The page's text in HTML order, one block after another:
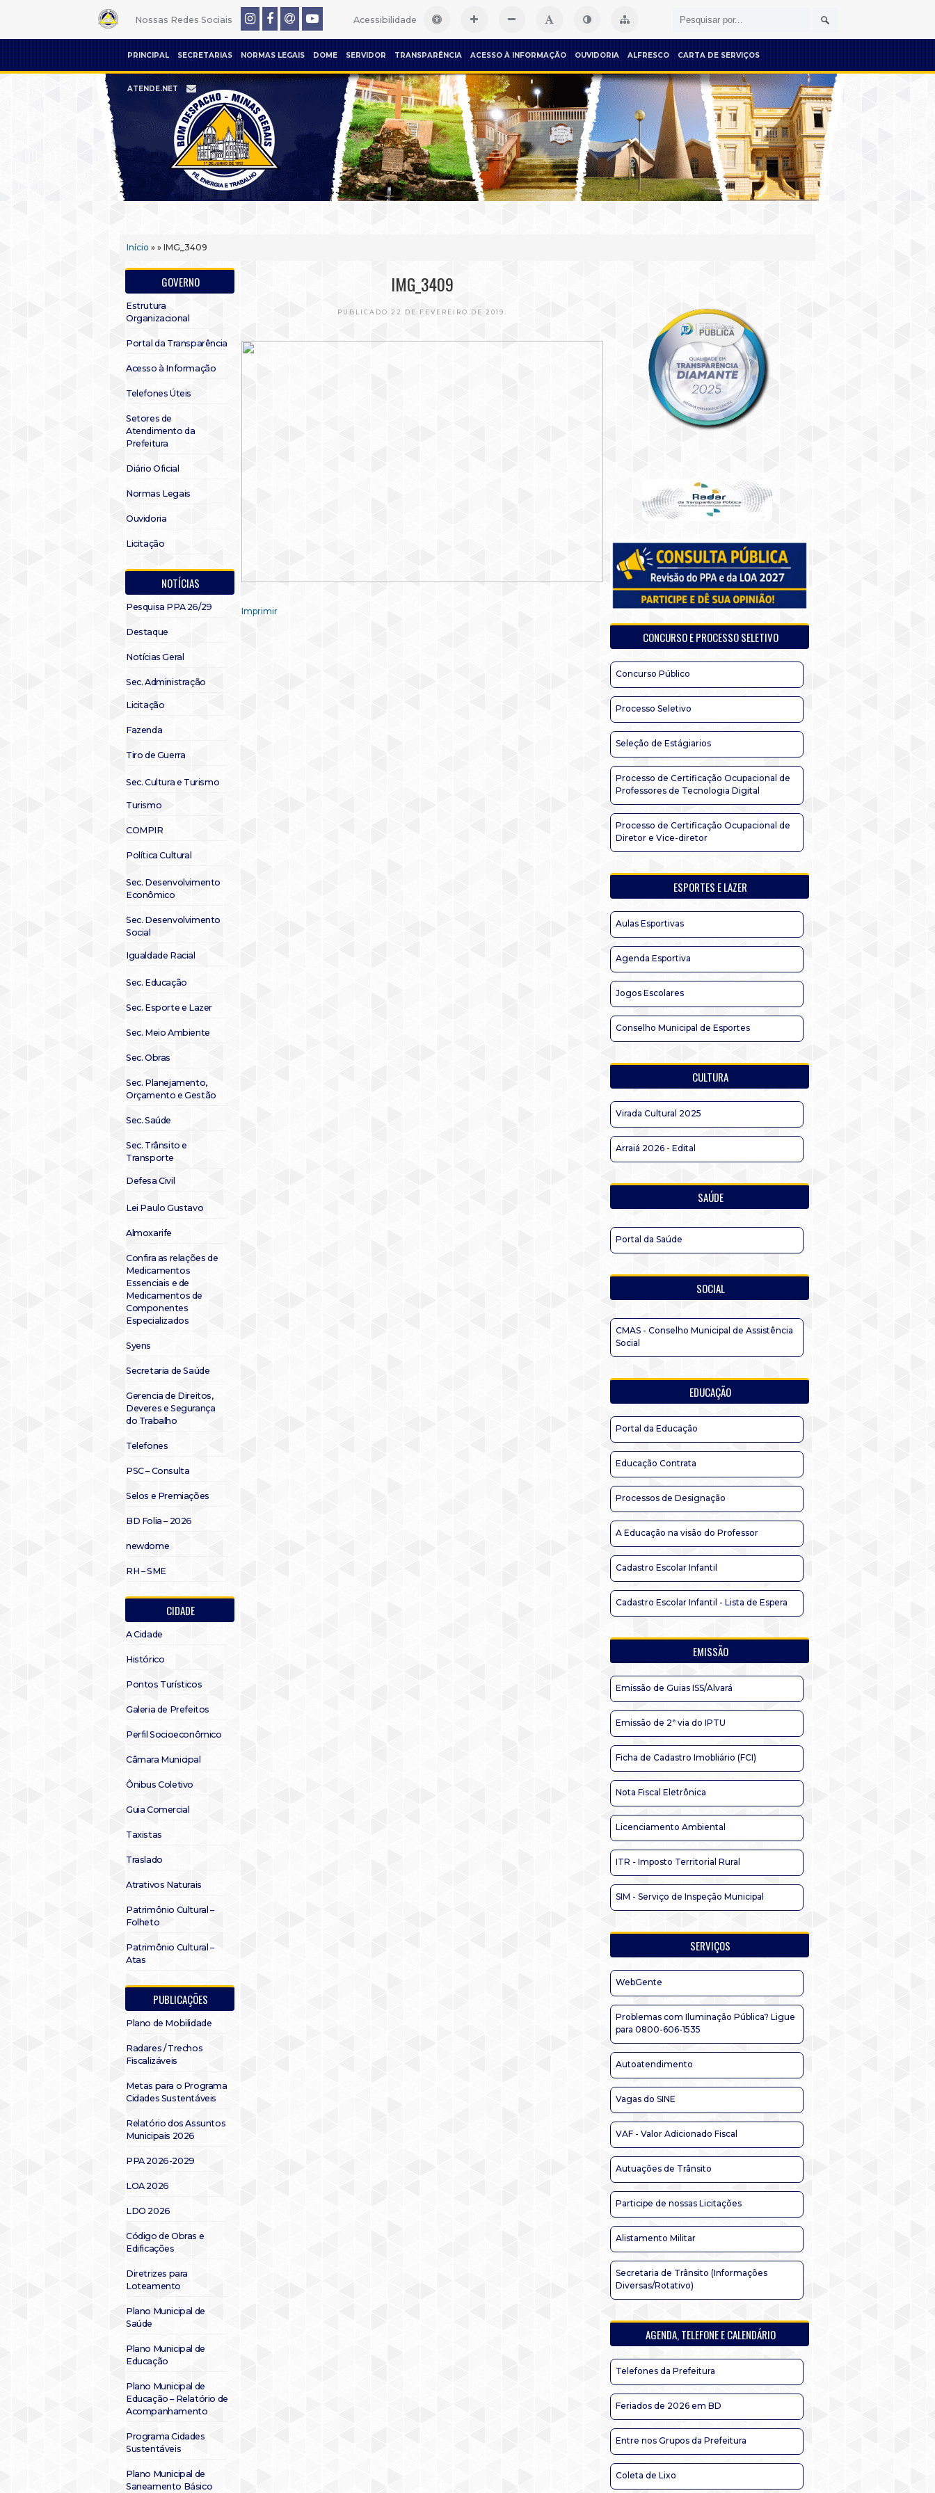
Nossas Redes Sociais Acessibilidade
PRINCIPAL SECRETARIAS NORMAS LEGAIS DOME SERVIDOR TRANSPARÊNCIA ACESSO À INFORMAÇÃO OUVIDORIA ALFRESCO CARTA DE SERVIÇOS
ATENDE.NET
Início » » IMG_3409
GOVERNO
Estrutura
Organizacional
Portal da Transparência
Acesso à Informação
Telefones Úteis
Setores de
Atendimento da
Prefeitura
Diário Oficial
Normas Legais
Ouvidoria
Licitação
NOTÍCIAS
Pesquisa PPA 26/29
Destaque
Notícias Geral
Sec. Administração
Licitação
Fazenda
Tiro de Guerra
Sec. Cultura e Turismo
Turismo
COMPIR
Política Cultural
Sec. Desenvolvimento
Econômico
Sec. Desenvolvimento
Social
Igualdade Racial
Sec. Educação
Sec. Esporte e Lazer
Sec. Meio Ambiente
Sec. Obras
Sec. Planejamento,
Orçamento e Gestão
Sec. Saúde
Sec. Trânsito e
Transporte
Defesa Civil
Lei Paulo Gustavo
Almoxarife
Confira as relações de
Medicamentos
Essenciais e de
Medicamentos de
Componentes
Especializados
Syens
Secretaria de Saúde
Gerencia de Direitos,
Deveres e Segurança
do Trabalho
Telefones
PSC – Consulta
Selos e Premiações
BD Folia – 2026
newdome
RH – SME
CIDADE
A Cidade
Histórico
Pontos Turísticos
Galeria de Prefeitos
Perfil Socioeconômico
Câmara Municipal
Ônibus Coletivo
Guia Comercial
Taxistas
Traslado
Atrativos Naturais
Patrimônio Cultural –
Folheto
Patrimônio Cultural –
Atas
PUBLICAÇÕES
Plano de Mobilidade
Radares / Trechos
Fiscalizáveis
Metas para o Programa
Cidades Sustentáveis
Relatório dos Assuntos
Municipais 2026
PPA 2026-2029
LOA 2026
LDO 2026
Código de Obras e
Edificações
Diretrizes para
Loteamento
Plano Municipal de
Saúde
Plano Municipal de
Educação
Plano Municipal de
Educação – Relatório de
Acompanhamento
Programa Cidades
Sustentáveis
Plano Municipal de
Saneamento Básico
IMG_3409
PUBLICADO 22 DE FEVEREIRO DE 2019.
Imprimir
CONCURSO E PROCESSO SELETIVO
Concurso Público
Processo Seletivo
Seleção de Estágiarios
Processo de Certificação Ocupacional de
Professores de Tecnologia Digital
Processo de Certificação Ocupacional de
Diretor e Vice-diretor
ESPORTES E LAZER
Aulas Esportivas
Agenda Esportiva
Jogos Escolares
Conselho Municipal de Esportes
CULTURA
Virada Cultural 2025
Arraiá 2026 - Edital
SAÚDE
Portal da Saúde
SOCIAL
CMAS - Conselho Municipal de Assistência
Social
EDUCAÇÃO
Portal da Educação
Educação Contrata
Processos de Designação
A Educação na visão do Professor
Cadastro Escolar Infantil
Cadastro Escolar Infantil - Lista de Espera
EMISSÃO
Emissão de Guias ISS/Alvará
Emissão de 2ª via do IPTU
Ficha de Cadastro Imobliário (FCI)
Nota Fiscal Eletrônica
Licenciamento Ambiental
ITR - Imposto Territorial Rural
SIM - Serviço de Inspeção Municipal
SERVIÇOS
WebGente
Problemas com Iluminação Pública? Ligue
para 0800-606-1535
Autoatendimento
Vagas do SINE
VAF - Valor Adicionado Fiscal
Autuações de Trânsito
Participe de nossas Licitações
Alistamento Militar
Secretaria de Trânsito (Informações
Diversas/Rotativo)
AGENDA, TELEFONE E CALENDÁRIO
Telefones da Prefeitura
Feriados de 2026 em BD
Entre nos Grupos da Prefeitura
Coleta de Lixo